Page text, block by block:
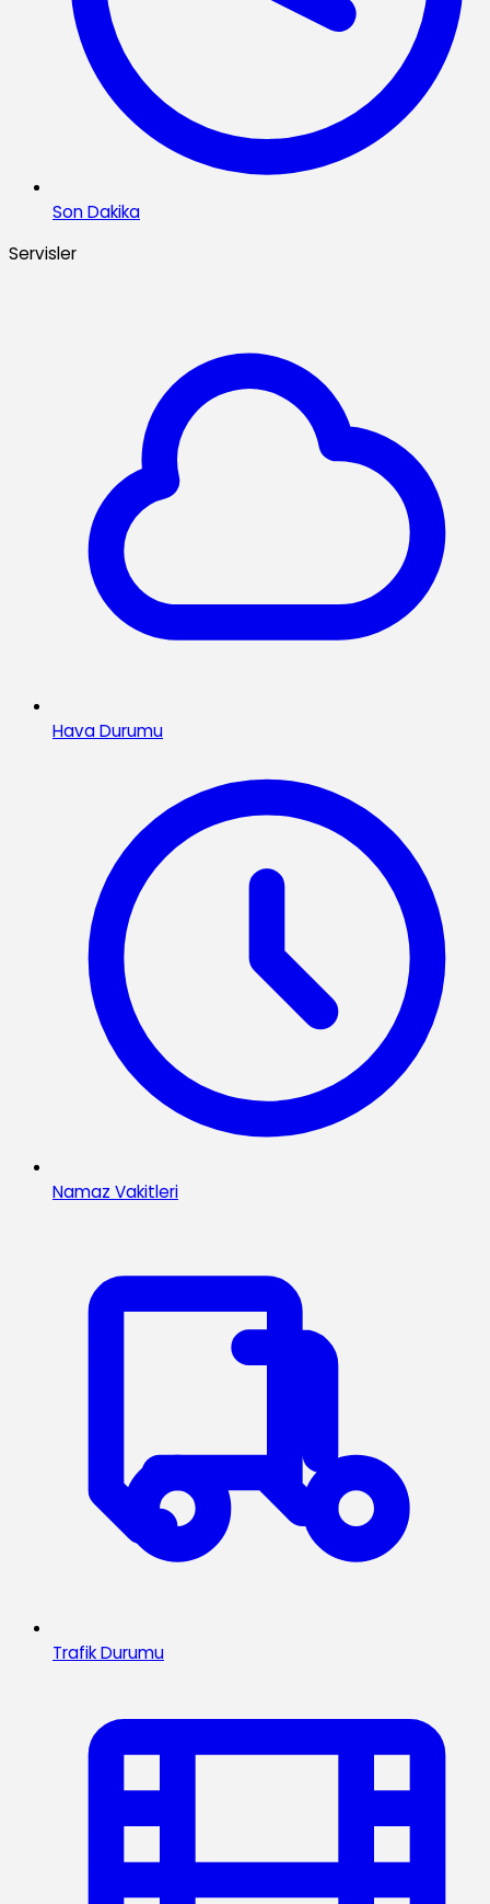
Son Dakika
Servisler
Hava Durumu
Namaz Vakitleri
Trafik Durumu